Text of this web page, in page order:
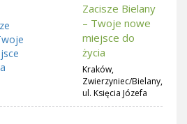
Zacisze Bielany
– Twoje nowe
miejsce do
życia
Kraków,
Zwierzyniec/Bielany,
ul. Księcia Józefa